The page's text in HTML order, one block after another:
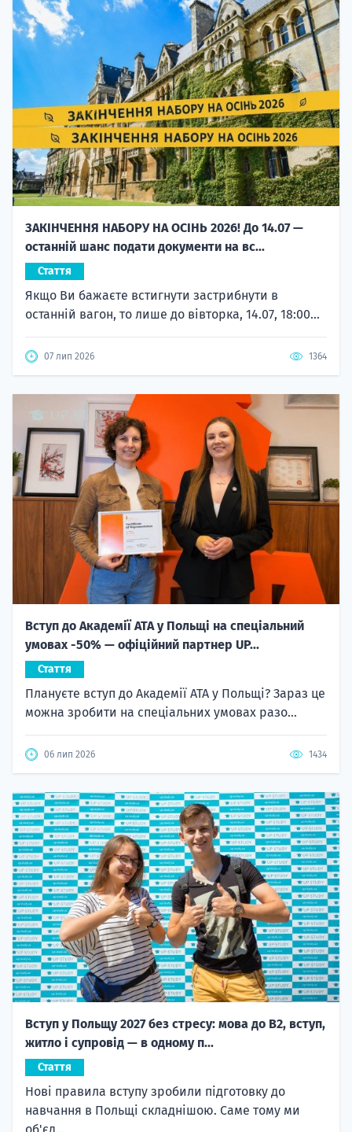
ЗАКІНЧЕННЯ НАБОРУ НА ОСІНЬ 2026! До 14.07 —
останній шанс подати документи на вс...
Стаття
Якщо Ви бажаєте встигнути застрибнути в
останній вагон, то лише до вівторка, 14.07, 18:00...
07 лип 2026 1364
Вступ до Академії ATA у Польщі на спеціальний
умовах -50% — офіційний партнер UP...
Стаття
Плануєте вступ до Академії ATA у Польщі? Зараз це
можна зробити на спеціальних умовах разо...
06 лип 2026 1434
Вступ у Польщу 2027 без стресу: мова до B2, вступ,
житло і супровід — в одному п...
Стаття
Нові правила вступу зробили підготовку до
навчання в Польщі складнішою. Саме тому ми